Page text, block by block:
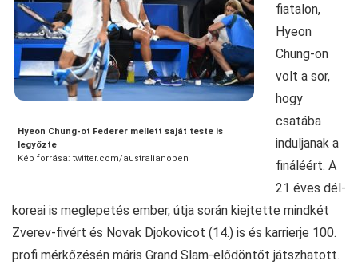
Hyeon Chung-ot Federer mellett saját teste is
legyőzte
Kép forrása: twitter.com/australianopen
fiatalon,
Hyeon
Chung-on
volt a sor,
hogy
csatába
induljanak a
fináléért. A
21 éves dél-
koreai is meglepetés ember, útja során kiejtette mindkét
Zverev-fivért és Novak Djokovicot (14.) is és karrierje 100.
profi mérkőzésén máris Grand Slam-elődöntőt játszhatott.